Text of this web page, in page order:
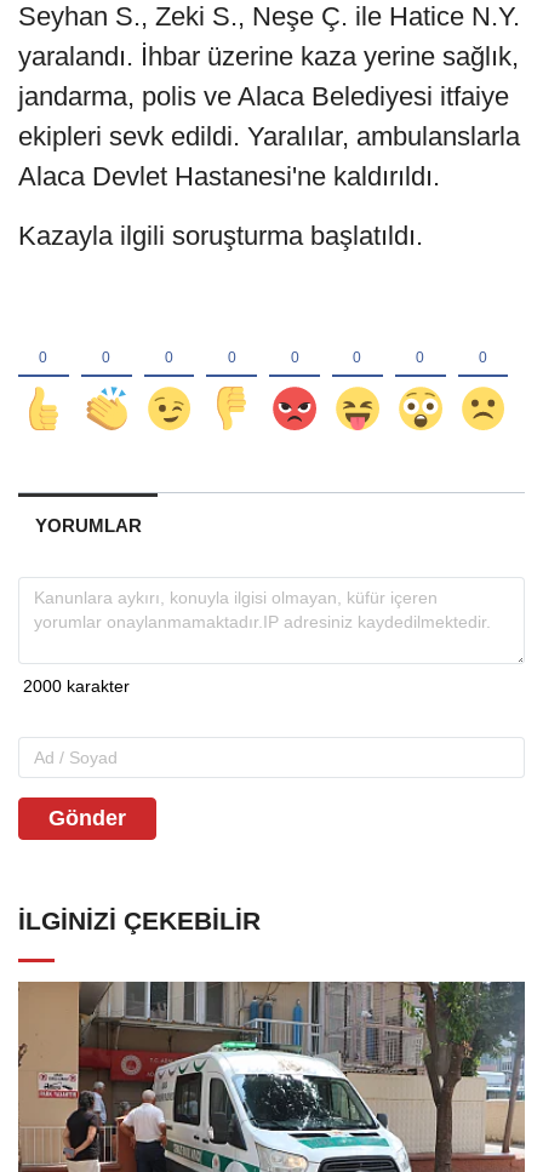
Seyhan S., Zeki S., Neşe Ç. ile Hatice N.Y.
yaralandı. İhbar üzerine kaza yerine sağlık,
jandarma, polis ve Alaca Belediyesi itfaiye
ekipleri sevk edildi. Yaralılar, ambulanslarla
Alaca Devlet Hastanesi'ne kaldırıldı.
Kazayla ilgili soruşturma başlatıldı.
YORUMLAR
Gönder
İLGINIZI ÇEKEBILIR